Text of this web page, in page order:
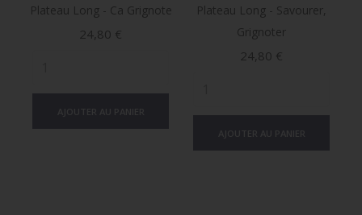
Plateau Long - Ca Grignote
Prix
24,80 €
Plateau Long - Savourer,
Grignoter
Prix
24,80 €